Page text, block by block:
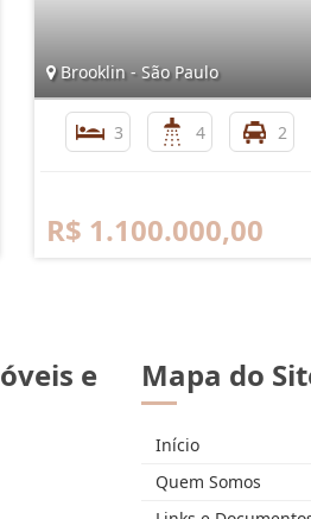
Brooklin - São Paulo
3 4 2
R$ 1.100.000,00
e Mapa do Site